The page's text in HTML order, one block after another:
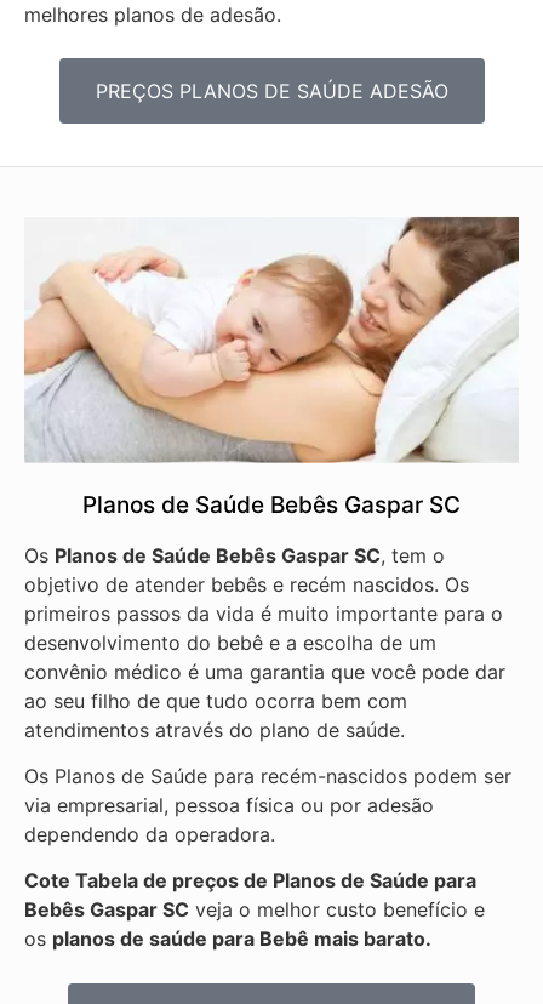
melhores planos de adesão.
PREÇOS PLANOS DE SAÚDE ADESÃO
Planos de Saúde Bebês Gaspar SC
Os Planos de Saúde Bebês Gaspar SC, tem o
objetivo de atender bebês e recém nascidos. Os
primeiros passos da vida é muito importante para o
desenvolvimento do bebê e a escolha de um
convênio médico é uma garantia que você pode dar
ao seu filho de que tudo ocorra bem com
atendimentos através do plano de saúde.
Os Planos de Saúde para recém-nascidos podem ser
via empresarial, pessoa física ou por adesão
dependendo da operadora.
Cote Tabela de preços de Planos de Saúde para
Bebês Gaspar SC veja o melhor custo benefício e
os planos de saúde para Bebê mais barato.